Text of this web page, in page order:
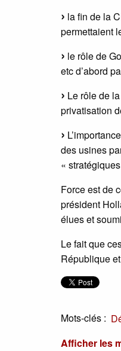
la fin de la
permettaient
le rôle de
etc d’abord
Le rôle de
privatisation
des usines
«
Force est de
président
élues et
Le fait que
République
Mots-clés :
Afficher les